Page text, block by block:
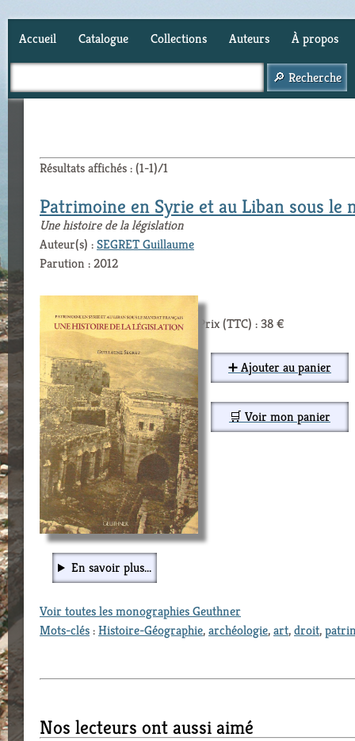
Accueil Catalogue Collections Auteurs À propos
Résultats affichés : (1-1)/1
Patrimoine en Syrie et au Liban sous le
Une histoire de la législation
Auteur(s) :SEGRET Guillaume
Parution : 2012
Prix (TTC) : 38 €
➕ Ajouter au panier
🛒 Voir mon panier
En savoir plus...
Voir toutes les monographies Geuthner
Mots-clés:Histoire-Géographie,archéologie,art,droit,
Nos lecteurs ont aussi aimé